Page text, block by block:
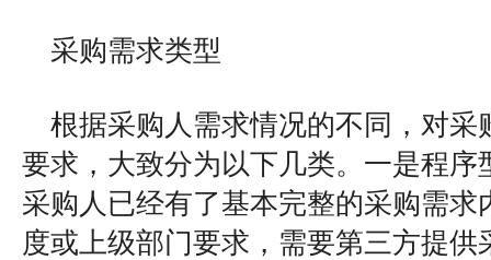
采购需求类型
根据采购人需求情况的不同，对采
要求，大致分为以下几类。一是程序
采购人已经有了基本完整的采购需求
度或上级部门要求，需要第三方提供